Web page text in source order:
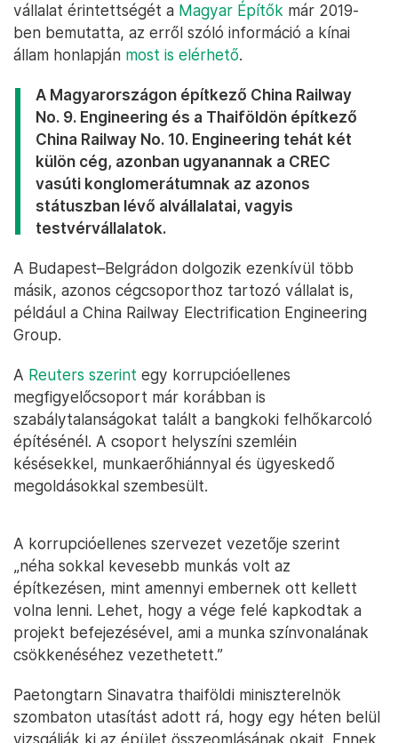
vállalat érintettségét a Magyar Építők már 2019-
ben bemutatta, az erről szóló információ a kínai
állam honlapján most is elérhető.
A Magyarországon építkező China Railway
No. 9. Engineering és a Thaiföldön építkező
China Railway No. 10. Engineering tehát két
külön cég, azonban ugyanannak a CREC
vasúti konglomerátumnak az azonos
státuszban lévő alvállalatai, vagyis
testvérvállalatok.
A Budapest–Belgrádon dolgozik ezenkívül több
másik, azonos cégcsoporthoz tartozó vállalat is,
például a China Railway Electrification Engineering
Group.
A Reuters szerint egy korrupcióellenes
megfigyelőcsoport már korábban is
szabálytalanságokat talált a bangkoki felhőkarcoló
építésénél. A csoport helyszíni szemléin
késésekkel, munkaerőhiánnyal és ügyeskedő
megoldásokkal szembesült.
A korrupcióellenes szervezet vezetője szerint
„néha sokkal kevesebb munkás volt az
építkezésen, mint amennyi embernek ott kellett
volna lenni. Lehet, hogy a vége felé kapkodtak a
projekt befejezésével, ami a munka színvonalának
csökkenéséhez vezethetett.”
Paetongtarn Sinavatra thaiföldi miniszterelnök
szombaton utasítást adott rá, hogy egy héten belül
vizsgálják ki az épület összeomlásának okait. Ennek